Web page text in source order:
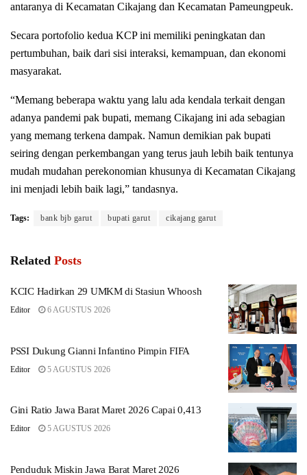
antaranya di Kecamatan Cikajang dan Kecamatan Pameungpeuk.
Secara portofolio kedua KCP ini memiliki peningkatan dan
pertumbuhan, baik dari sisi interaksi, kemampuan, dan ekonomi
masyarakat.
“Memang beberapa waktu yang lalu ada kendala terkait dengan
adanya pandemi pak bupati, memang Cikajang ini ada sebagian
yang memang terkena dampak. Namun demikian pak bupati
seiring dengan perkembangan yang terus jauh lebih baik tentunya
mudah mudahan perekonomian khusunya di Kecamatan Cikajang
ini menjadi lebih baik lagi,” tandasnya.
Tags: bank bjb garut bupati garut cikajang garut
Related Posts
KCIC Hadirkan 29 UMKM di Stasiun Whoosh
Editor 6 AGUSTUS 2026
PSSI Dukung Gianni Infantino Pimpin FIFA
Editor 5 AGUSTUS 2026
Gini Ratio Jawa Barat Maret 2026 Capai 0,413
Editor 5 AGUSTUS 2026
Penduduk Miskin Jawa Barat Maret 2026